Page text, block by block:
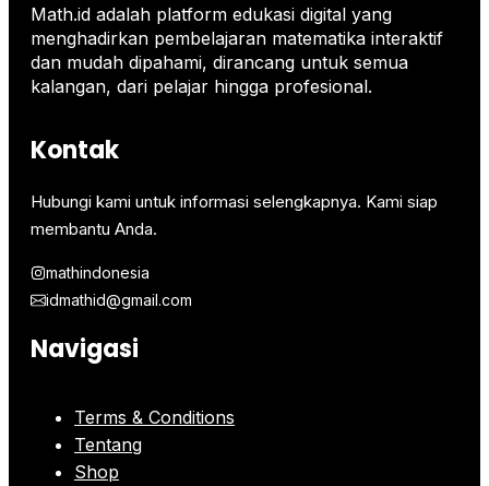
Math.id adalah platform edukasi digital yang
menghadirkan pembelajaran matematika interaktif
dan mudah dipahami, dirancang untuk semua
kalangan, dari pelajar hingga profesional.
Kontak
Hubungi kami untuk informasi selengkapnya. Kami siap
membantu Anda.
mathindonesia
idmathid@gmail.com
Navigasi
Terms & Conditions
Tentang
Shop